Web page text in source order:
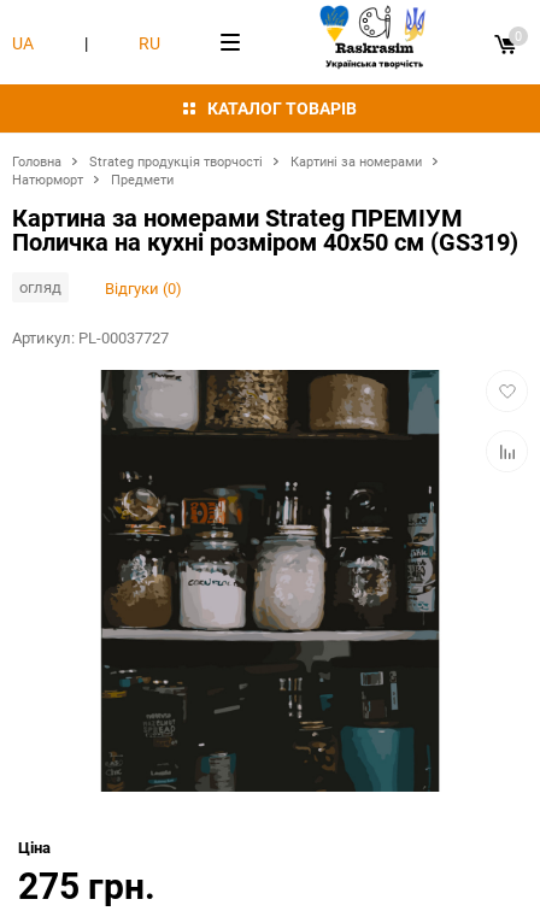
КАТАЛОГ ТОВАРІВ
UA | RU 0
Головна Strateg продукція творчості
Картині за номерами
Натюрморт
Предмети
Картина за номерами Strateg ПРЕМІУМ
Поличка на кухні розміром 40х50 см (GS319)
огляд Відгуки (0)
Артикул: PL-00037727
Ціна
275 грн.